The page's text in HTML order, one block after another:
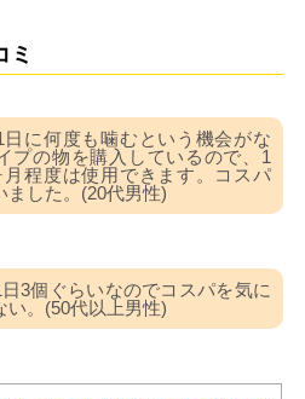
ミ
に何度も噛むという機会がな
プの物を購入しているので、1
月程度は使用できます。コスパ
ました。(20代男性)
3個ぐらいなのでコスパを気に
い。(50代以上男性)